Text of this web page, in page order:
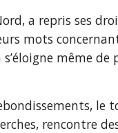
a repris ses
mots
même de
le
rencontre